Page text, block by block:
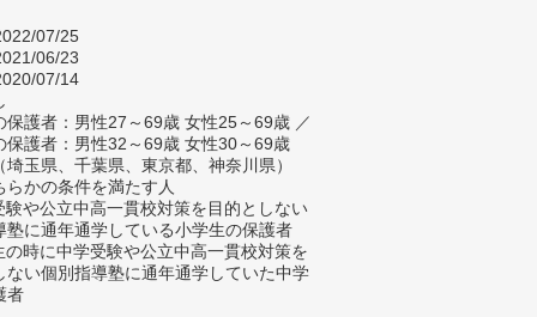
07/25
06/23
07/14
保護者：男性27～69歳 女性25～69歳 ／
保護者：男性32～69歳 女性30～69歳
玉県、千葉県、東京都、神奈川県）
らかの条件を満たす人
験や公立中高一貫校対策を目的としない
塾に通年通学している小学生の保護者
の時に中学受験や公立中高一貫校対策を
ない個別指導塾に通年通学していた中学
者